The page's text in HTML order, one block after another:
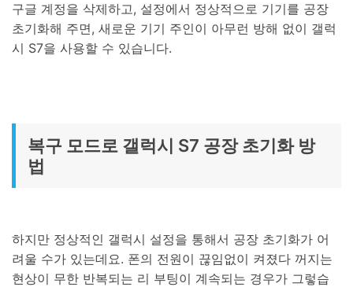
구글 계정을 삭제하고, 설정에서 정상적으로 기기를 공장
초기화해 주면, 새로운 기기 주인이 아무런 방해 없이 갤럭
시 S7을 사용할 수 있습니다.
복구 모드로 갤럭시 S7 공장 초기화 방
법
하지만 정상적인 갤럭시 설정을 통해서 공장 초기화가 어
려울 수가 있는데요. 폰의 전원이 끊임없이 켜졌다 꺼지는
현상이 무한 반복되는 리 부팅이 계속되는 경우가 그렇습